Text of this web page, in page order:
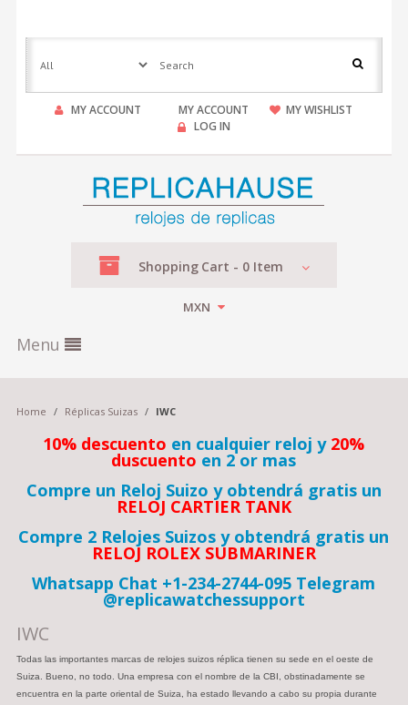
MY ACCOUNT MY ACCOUNT
MY WISHLIST
LOG IN
Shopping Cart - 0Item
MXN
Menu
Home / Réplicas Suizas / IWC
10% descuento en cualquier reloj y 20%
duscuento en 2 or mas
Compre un Reloj Suizo y obtendrá gratis un
RELOJ CARTIER TANK
Compre 2 Relojes Suizos y obtendrá gratis un
RELOJ ROLEX SUBMARINER
Whatsapp Chat +1-234-2744-095 Telegram
@replicawatchessupport
IWC
Todas las importantes marcas de relojes suizos réplica tienen su sede en el oeste de
Suiza. Bueno, no todo. Una empresa con el nombre de la CBI, obstinadamente se
encuentra en la parte oriental de Suiza, ha estado llevando a cabo su propia durante